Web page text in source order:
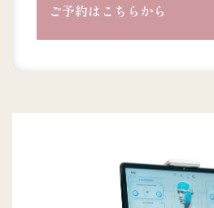
ご予約はこちらから